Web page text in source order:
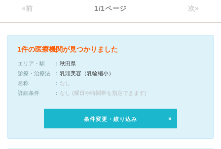
«前 1/1ページ 次»
1件の医療機関が見つかりました
エリア・駅
秋田県
診療・治療法
乳頭美容（乳輪縮小）
名称
なし
詳細条件
なし (曜日や時間帯を指定できます)
条件変更・絞り込み